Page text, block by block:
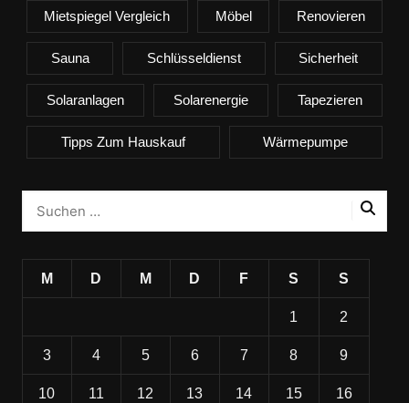
Mietspiegel Vergleich Möbel Renovieren
Sauna Schlüsseldienst Sicherheit
Solaranlagen Solarenergie Tapezieren
Tipps Zum Hauskauf Wärmepumpe
M D M D F S S
1 2
3 4 5 6 7 8 9
10 11 12 13 14 15 16